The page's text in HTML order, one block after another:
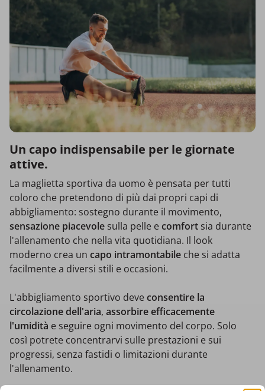
Un capo indispensabile per le giornate
attive.
La maglietta sportiva da uomo è pensata per tutti
coloro che pretendono di più dai propri capi di
abbigliamento: sostegno durante il movimento,
sensazione piacevole sulla pelle e comfort sia durante
l'allenamento che nella vita quotidiana. Il look
moderno crea un capo intramontabile che si adatta
facilmente a diversi stili e occasioni.
L'abbigliamento sportivo deve consentire la
circolazione dell'aria, assorbire efficacemente
l'umidità e seguire ogni movimento del corpo. Solo
così potrete concentrarvi sulle prestazioni e sui
progressi, senza fastidi o limitazioni durante
l'allenamento.